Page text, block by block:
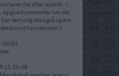
laver det efter øjemål. :)
give kommentar om det,
lært mig det også og evt.
kunne ha interesse ;)
11:36:48